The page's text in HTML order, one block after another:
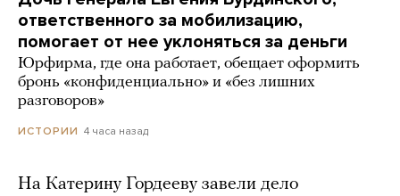
ответственного за мобилизацию,
помогает от нее уклоняться за деньги
Юрфирма, где она работает, обещает оформить
бронь «конфиденциально» и «без лишних
разговоров»
ИСТОРИИ 4 часа назад
На Катерину Гордееву завели дело